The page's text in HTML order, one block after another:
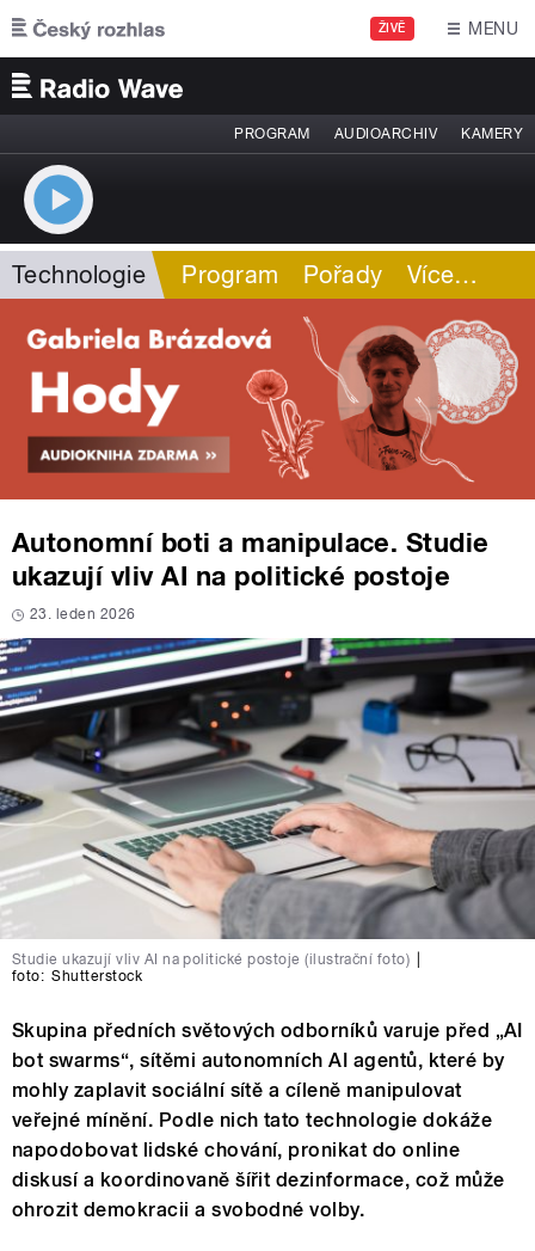
Přejít k hlavnímu obsahu
ŽIVĚ MENU
PROGRAM AUDIOARCHIV KAMERY
Technologie Program Pořady Více…
Autonomní boti a manipulace. Studie
ukazují vliv AI na politické postoje
23. leden 2026
Studie ukazují vliv AI na politické postoje (ilustrační foto)
foto: Shutterstock
Skupina předních světových odborníků varuje před „AI
bot swarms“, sítěmi autonomních AI agentů, které by
mohly zaplavit sociální sítě a cíleně manipulovat
veřejné mínění. Podle nich tato technologie dokáže
napodobovat lidské chování, pronikat do online
diskusí a koordinovaně šířit dezinformace, což může
ohrozit demokracii a svobodné volby.